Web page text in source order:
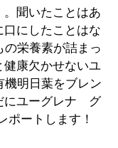
聞いたことはあ
にしたことはな
の栄養素が詰まっ
健康欠かせないユ
機明日葉をブレン
にユーグレナ グ
ポートします！